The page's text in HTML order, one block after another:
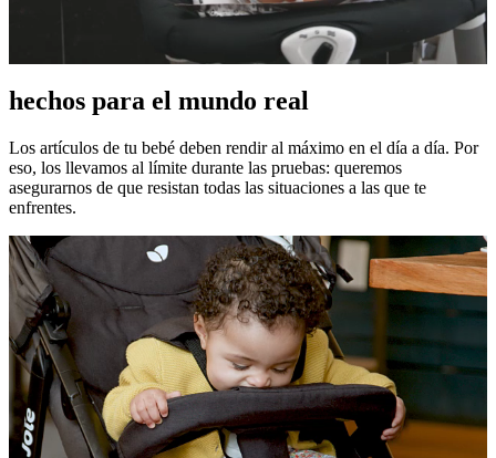
hechos para el mundo real
Los artículos de tu bebé deben rendir al máximo en el día a día. Por
eso, los llevamos al límite durante las pruebas: queremos
asegurarnos de que resistan todas las situaciones a las que te
enfrentes.